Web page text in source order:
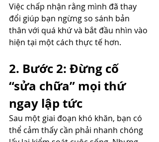
Việc chấp nhận rằng mình đã thay
đổi giúp bạn ngừng so sánh bản
thân với quá khứ và bắt đầu nhìn vào
hiện tại một cách thực tế hơn.
2. Bước 2: Đừng cố
“sửa chữa” mọi thứ
ngay lập tức
Sau một giai đoạn khó khăn, bạn có
thể cảm thấy cần phải nhanh chóng